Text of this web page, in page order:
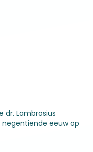
dr. Lambrosius
eeuw op
“Wat mij